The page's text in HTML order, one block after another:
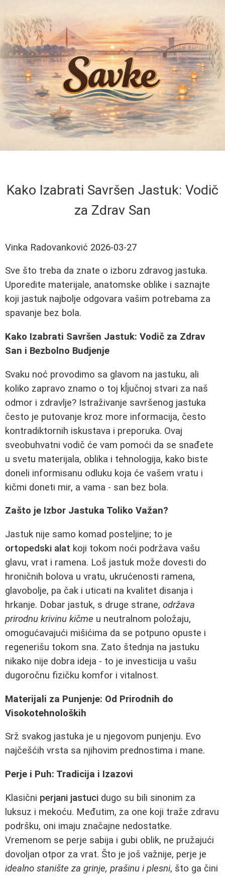
Kako Izabrati Savršen Jastuk: Vodič
za Zdrav San
Vinka Radovanković 2026-03-27
Sve što treba da znate o izboru zdravog jastuka.
Uporedite materijale, anatomske oblike i saznajte
koji jastuk najbolje odgovara vašim potrebama za
spavanje bez bola.
Kako Izabrati Savršen Jastuk: Vodič za Zdrav
San i Bezbolno Budjenje
Svaku noć provodimo sa glavom na jastuku, ali
koliko zapravo znamo o toj kĺjučnoj stvari za naš
odmor i zdravlje? Istraživanje savršenog jastuka
često je putovanje kroz more informacija, često
kontradiktornih iskustava i preporuka. Ovaj
sveobuhvatni vodič će vam pomoći da se snađete
u svetu materijala, oblika i tehnologija, kako biste
doneli informisanu odluku koja će vašem vratu i
kičmi doneti mir, a vama - san bez bola.
Zašto je Izbor Jastuka Toliko Važan?
Jastuk nije samo komad posteljine; to je
ortopedski alat koji tokom noći podržava vašu
glavu, vrat i ramena. Loš jastuk može dovesti do
hroničnih bolova u vratu, ukrućenosti ramena,
glavobolje, pa čak i uticati na kvalitet disanja i
hrkanje. Dobar jastuk, s druge strane, održava
prirodnu krivinu kičme u neutralnom položaju,
omogućavajući mišićima da se potpuno opuste i
regenerišu tokom sna. Zato štednja na jastuku
nikako nije dobra ideja - to je investicija u vašu
dugoročnu fizičku komfor i vitalnost.
Materijali za Punjenje: Od Prirodnih do
Visokotehnoloških
Srž svakog jastuka je u njegovom punjenju. Evo
najčešćih vrsta sa njihovim prednostima i mane.
Perje i Puh: Tradicija i Izazovi
Klasični perjani jastuci dugo su bili sinonim za
luksuz i mekoću. Međutim, za one koji traže zdravu
podršku, oni imaju značajne nedostatke.
Vremenom se perje sabija i gubi oblik, ne pružajući
dovoljan otpor za vrat. Što je još važnije, perje je
idealno stanište za grinje, prašinu i plesni, što ga čini